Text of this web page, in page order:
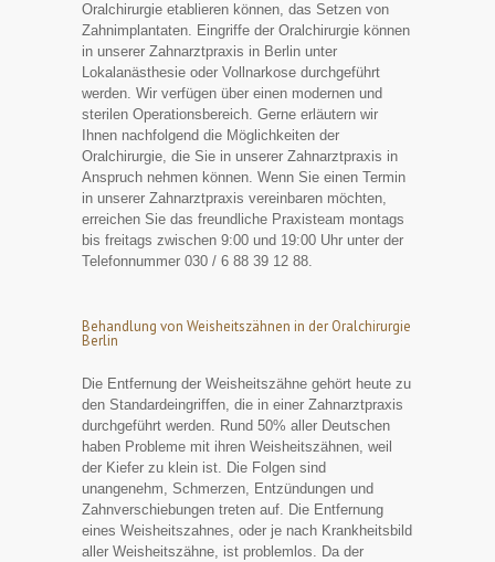
Oralchirurgie etablieren können, das Setzen von
Zahnimplantaten. Eingriffe der Oralchirurgie können
in unserer Zahnarztpraxis in Berlin unter
Lokalanästhesie oder Vollnarkose durchgeführt
werden. Wir verfügen über einen modernen und
sterilen Operationsbereich. Gerne erläutern wir
Ihnen nachfolgend die Möglichkeiten der
Oralchirurgie, die Sie in unserer Zahnarztpraxis in
Anspruch nehmen können. Wenn Sie einen Termin
in unserer Zahnarztpraxis vereinbaren möchten,
erreichen Sie das freundliche Praxisteam montags
bis freitags zwischen 9:00 und 19:00 Uhr unter der
Telefonnummer 030 / 6 88 39 12 88.
Behandlung von Weisheitszähnen in der Oralchirurgie
Berlin
Die Entfernung der Weisheitszähne gehört heute zu
den Standardeingriffen, die in einer Zahnarztpraxis
durchgeführt werden. Rund 50% aller Deutschen
haben Probleme mit ihren Weisheitszähnen, weil
der Kiefer zu klein ist. Die Folgen sind
unangenehm, Schmerzen, Entzündungen und
Zahnverschiebungen treten auf. Die Entfernung
eines Weisheitszahnes, oder je nach Krankheitsbild
aller Weisheitszähne, ist problemlos. Da der